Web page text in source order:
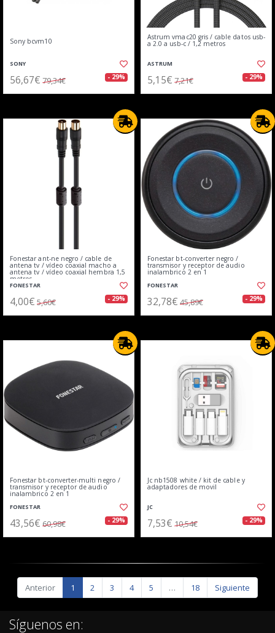
Sony bcvm10
SONY
56,67€ 79,34€ - 29%
Astrum vmac20 gris / cable datos usb-
a 2.0 a usb-c / 1,2 metros
ASTRUM
5,15€ 7,21€ - 29%
Fonestar ant-ne negro / cable de
antena tv / vídeo coaxial macho a
antena tv / vídeo coaxial hembra 1,5
metros
FONESTAR
4,00€ 5,60€ - 29%
Fonestar bt-converter negro /
transmisor y receptor de audio
inalambrico 2 en 1
FONESTAR
32,78€ 45,89€ - 29%
Fonestar bt-converter-multi negro /
transmisor y receptor de audio
inalambrico 2 en 1
FONESTAR
43,56€ 60,98€ - 29%
Jc nb1508 white / kit de cable y
adaptadores de movil
JC
7,53€ 10,54€ - 29%
Anterior 1 2 3 4 5 … 18 Siguiente
Síguenos en: